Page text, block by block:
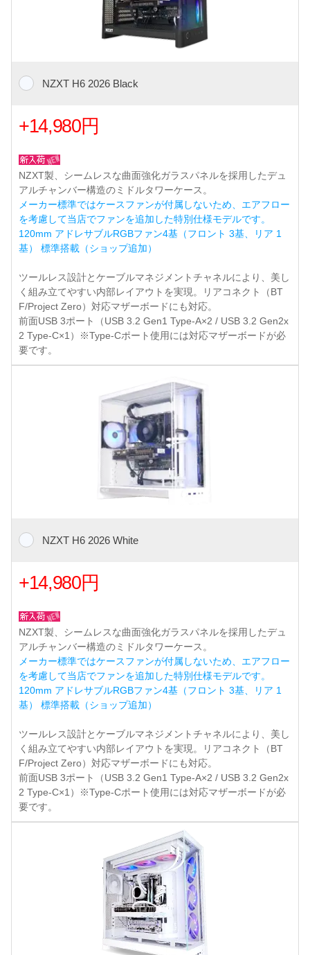
NZXT H6 2026 Black
+14,980円
NZXT製、シームレスな曲面強化ガラスパネルを採用したデュ
アルチャンバー構造のミドルタワーケース。
メーカー標準ではケースファンが付属しないため、エアフロー
を考慮して当店でファンを追加した特別仕様モデルです。
120mm アドレサブルRGBファン4基（フロント 3基、リア 1
基） 標準搭載（ショップ追加）
ツールレス設計とケーブルマネジメントチャネルにより、美し
く組み立てやすい内部レイアウトを実現。リアコネクト（BT
F/Project Zero）対応マザーボードにも対応。
前面USB 3ポート（USB 3.2 Gen1 Type-A×2 / USB 3.2 Gen2x
2 Type-C×1）※Type-Cポート使用には対応マザーボードが必
要です。
NZXT H6 2026 White
+14,980円
NZXT製、シームレスな曲面強化ガラスパネルを採用したデュ
アルチャンバー構造のミドルタワーケース。
メーカー標準ではケースファンが付属しないため、エアフロー
を考慮して当店でファンを追加した特別仕様モデルです。
120mm アドレサブルRGBファン4基（フロント 3基、リア 1
基） 標準搭載（ショップ追加）
ツールレス設計とケーブルマネジメントチャネルにより、美し
く組み立てやすい内部レイアウトを実現。リアコネクト（BT
F/Project Zero）対応マザーボードにも対応。
前面USB 3ポート（USB 3.2 Gen1 Type-A×2 / USB 3.2 Gen2x
2 Type-C×1）※Type-Cポート使用には対応マザーボードが必
要です。